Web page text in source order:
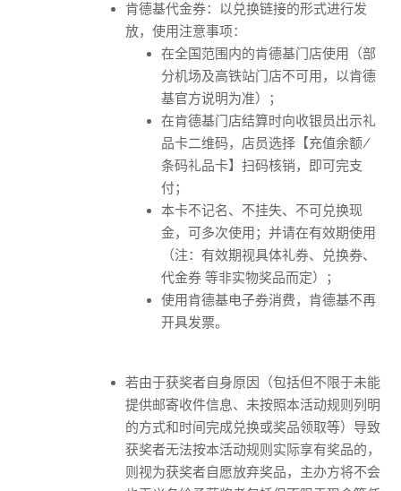
肯德基代金券：以兑换链接的形式进行发
放，使用注意事项：
在全国范围内的肯德基门店使用（部
分机场及高铁站门店不可用，以肯德
基官方说明为准）；
在肯德基门店结算时向收银员出示礼
品卡二维码，店员选择【充值余额/
条码礼品卡】扫码核销，即可完支
付；
本卡不记名、不挂失、不可兑换现
金，可多次使用；并请在有效期使用
（注：有效期视具体礼券、兑换券、
代金券 等非实物奖品而定）；
使用肯德基电子券消费，肯德基不再
开具发票。
若由于获奖者自身原因（包括但不限于未能
提供邮寄收件信息、未按照本活动规则列明
的方式和时间完成兑换或奖品领取等）导致
获奖者无法按本活动规则实际享有奖品的，
则视为获奖者自愿放弃奖品，主办方将不会